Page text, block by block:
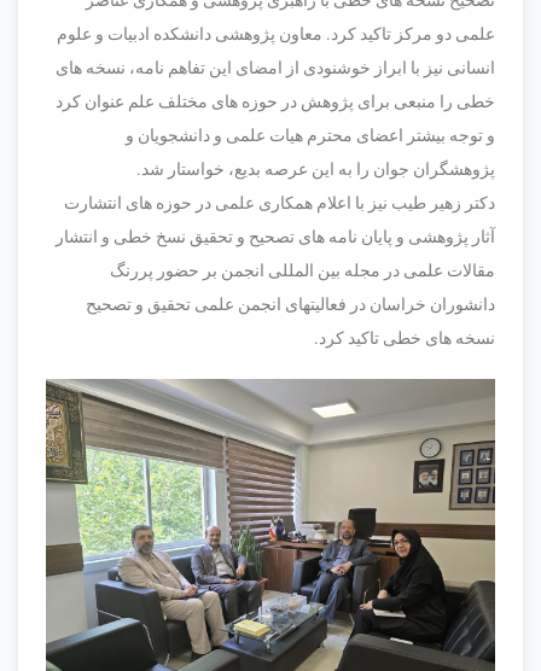
علمی دو مرکز تاکید کرد. معاون پژوهشی دانشکده ادبیات و علوم
انسانی نیز با ابراز خوشنودی از امضای این تفاهم نامه، نسخه های
خطی را منبعی برای پژوهش در حوزه های مختلف علم عنوان کرد
و توجه بیشتر اعضای محترم هیات علمی و دانشجویان و
پژوهشگران جوان را به این عرصه بدیع، خواستار شد.
دکتر زهیر طیب نیز با اعلام همکاری علمی در حوزه های انتشارت
آثار پژوهشی و پایان نامه های تصحیح و تحقیق نسخ خطی و انتشار
مقالات علمی در مجله بین المللی انجمن بر حضور پررنگ
دانشوران خراسان در فعالیتهای انجمن علمی تحقیق و تصحیح
نسخه های خطی تاکید کرد.